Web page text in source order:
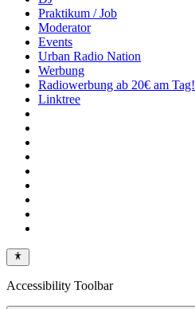
Praktikum / Job
Moderator
Events
Urban Radio Nation
Werbung
Radiowerbung ab 20€ am Tag!
Linktree
Accessibility Toolbar